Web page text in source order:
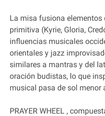
La misa fusiona
primitiva (Kyrie, Gloria,
influencias musicales
orientales y jazz
similares a mantras y del
oración budistas, lo que
musical pasa de sol menor
PRAYER WHEEL ,